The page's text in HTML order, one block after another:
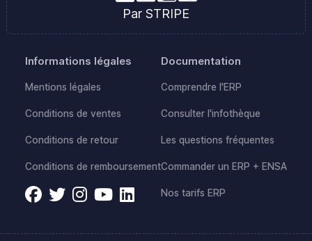
Par STRIPE
Informations légales
Mentions légales
Conditions de ventes
Conditions de retour
Conditions de remboursement
Documentation
Comprendre l'ERP
Consulter l'infothèque
Les questions fréquentes
Commander un ERP + ENSA
Nos tarifs ERP